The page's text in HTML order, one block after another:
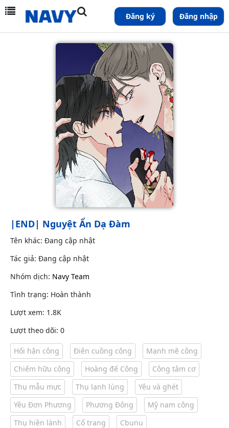
Đăng ký Đăng nhập
|END| Nguyệt Ẩn Dạ Đàm
Tên khác: Đang cập nhật
Tác giả: Đang cập nhật
Nhóm dịch: Navy Team
Tình trạng: Hoàn thành
Lượt xem: 1.8K
Lượt theo dõi: 0
Hối hận công Điên cuồng công
Mạnh mẽ công
Chiếm hữu công
Hoàng đế Công
Công tâm cơ
Thụ mẫu mực
Thụ lạnh lùng
Yêu và ghét
Yêu Đơn Phương
Phương Đông
Mỹ nam công
Thụ hiền lành
Cổ trang Cbunu